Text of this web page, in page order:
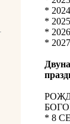
*
*
*
*
* 8